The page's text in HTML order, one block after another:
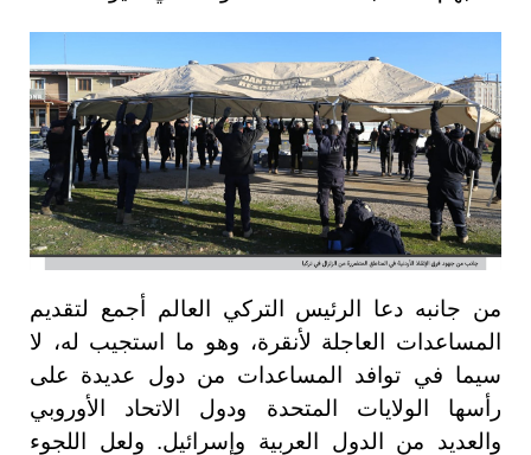
من جانبه دعا الرئيس التركي العالم أجمع لتقديم
المساعدات العاجلة لأنقرة، وهو ما استجيب له، لا
سيما في توافد المساعدات من دول عديدة على
رأسها الولايات المتحدة ودول الاتحاد الأوروبي
والعديد من الدول العربية وإسرائيل. ولعل اللجوء